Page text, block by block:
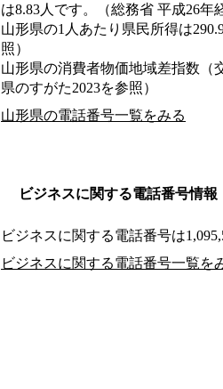
は8.83人です。（総務省 平成26年
山形県の1人あたり県民所得は
照）
山形県の消費者物価地域差指数（
県のすがた2023を参照）
山形県の電話番号一覧をみる
ビジネスに関する電話番号情報
ビジネスに関する電話番号は
ビジネスに関する電話番号一覧を